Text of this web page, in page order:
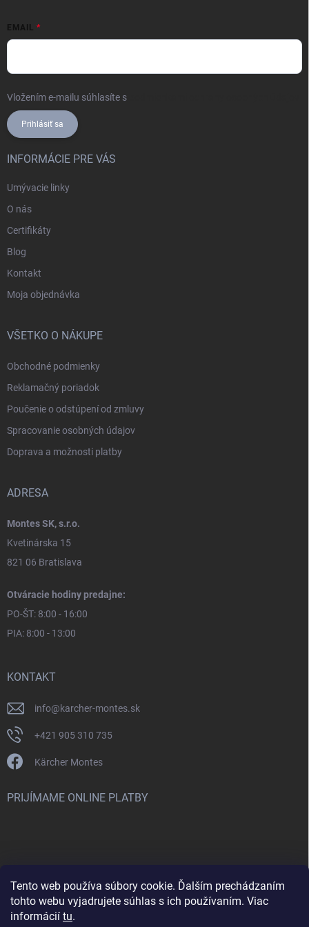
Tento web používa súbory cookie. Ďalším prechádzaním
tohto webu vyjadrujete súhlas s ich používaním. Viac
informácií tu.
EMAIL
Vložením e-mailu súhlasíte s
Prihlásiť sa
INFORMÁCIE PRE VÁS
Umývacie linky
O nás
Certifikáty
Blog
Kontakt
Moja objednávka
VŠETKO O NÁKUPE
Obchodné podmienky
Reklamačný poriadok
Poučenie o odstúpení od zmluvy
Spracovanie osobných údajov
Doprava a možnosti platby
ADRESA
Montes SK, s.r.o.
Kvetinárska 15
821 06 Bratislava
Otváracie hodiny predajne:
PO-ŠT: 8:00 - 16:00
PIA: 8:00 - 13:00
KONTAKT
info@karcher-montes.sk
+421 905 310 735
Kärcher Montes
PRIJÍMAME ONLINE PLATBY
Nenašli ste čo ste hľadali? Máte záujem o inú značku? Skúste
navštíviť aj našu stránku Montclean.sk